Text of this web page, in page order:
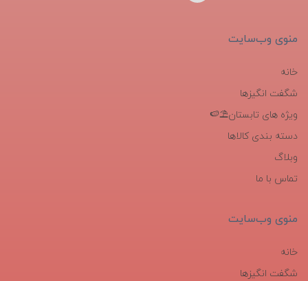
منوی وب‌سایت
خانه
شگفت انگیزها
ویژه های تابستان⛱️🍉
دسته بندی کالاها
وبلاگ
تماس با ما
منوی وب‌سایت
خانه
شگفت انگیزها